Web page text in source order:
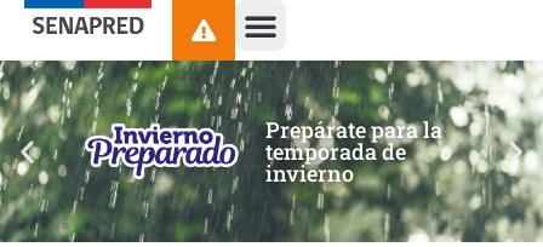
contenido
Prepárate para la
temporada de
invierno